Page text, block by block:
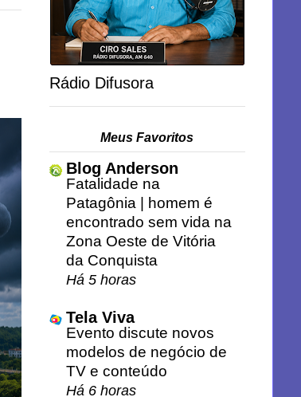
Rádio Difusora
Meus Favoritos
Blog Anderson
Fatalidade na
Patagônia | homem é
encontrado sem vida na
Zona Oeste de Vitória
da Conquista
Há 5 horas
Tela Viva
Evento discute novos
modelos de negócio de
TV e conteúdo
Há 6 horas